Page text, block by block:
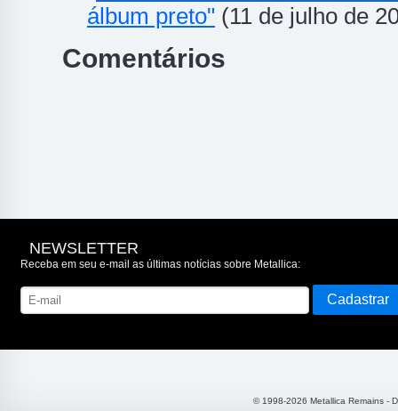
álbum preto" (11 de julho de
Comentários
NEWSLETTER
Receba em seu e-mail as últimas notícias sobre Metallica:
© 1998-2026 Metallica Remains -